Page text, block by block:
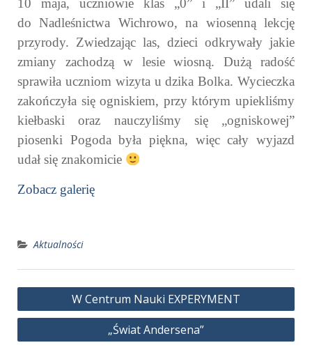
10 maja, uczniowie klas „0” i „II” udali się
do Nadleśnictwa Wichrowo, na wiosenną lekcję
przyrody. Zwiedzając las, dzieci odkrywały jakie
zmiany zachodzą w lesie wiosną. Dużą radość
sprawiła uczniom wizyta u dzika Bolka. Wycieczka
zakończyła się ogniskiem, przy którym upiekliśmy
kiełbaski oraz nauczyliśmy się „ogniskowej”
piosenki Pogoda była piękna, więc cały wyjazd
udał się znakomicie
Zobacz galerię
Aktualności
Nawigacja
wpisu
W Centrum Nauki EXPERYMENT
„Świat Andersena”